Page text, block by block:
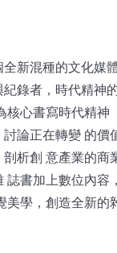
全新混種的文化媒
錄者，時代精神
核心書寫時代精神
論正在轉變 的價
析創 意產業的商
誌書加上數位內容
美學，創造全新的